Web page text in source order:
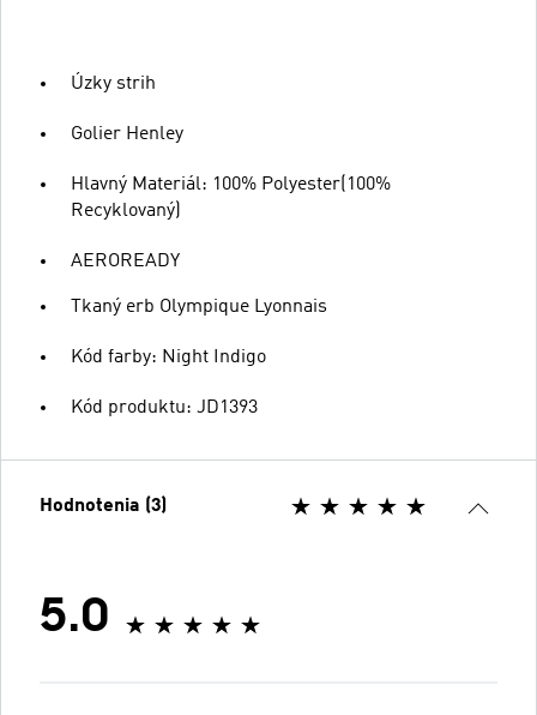
Úzky strih
Golier Henley
Hlavný Materiál: 100% Polyester(100%
Recyklovaný)
AEROREADY
Tkaný erb Olympique Lyonnais
Kód farby: Night Indigo
Kód produktu: JD1393
Hodnotenia (3)
5.0